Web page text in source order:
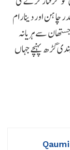
اور دینارام
سے ہریانہ
گڑھ پہنچے جہاں